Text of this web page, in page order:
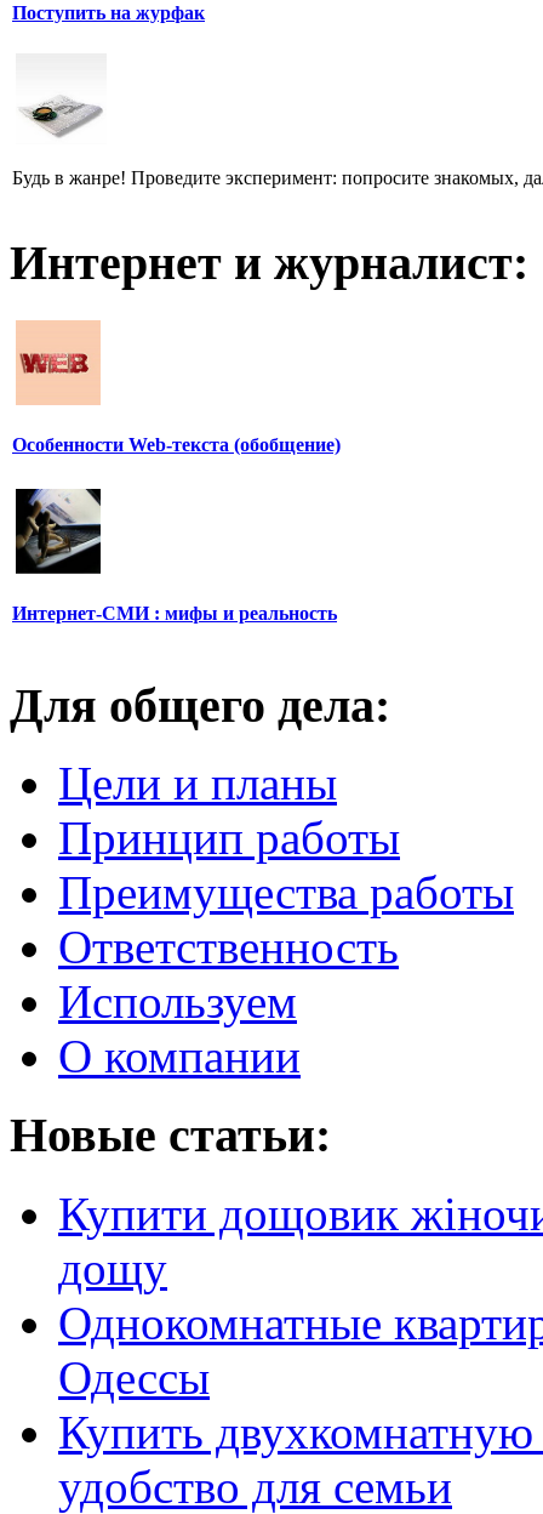
Поступить на журфак
Будь в жанре! Проведите эксперимент: попросите знакомых,
Интернет и журналист:
Особенности Web-текста (обобщение)
Интернет-СМИ : мифы и реальность
Для общего дела:
Цели и планы
Принцип работы
Преимущества работы
Ответственность
Используем
О компании
Новые статьи:
Купити дощовик
дощу
Однокомнатные
Одессы
Купить
удобство для семьи